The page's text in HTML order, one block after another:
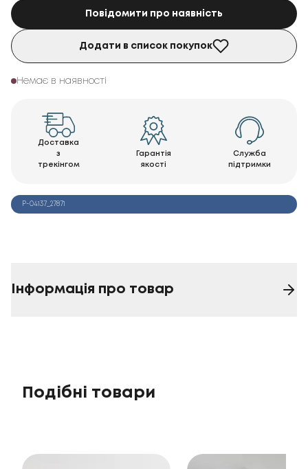
Повідомити про наявність
Додати в список покупок
Немає в наявності
Доставка
з
трекінгом
Гарантія
якості
Служба
підтримки
Р-04137_27871
Інформація про товар
Подібні товари